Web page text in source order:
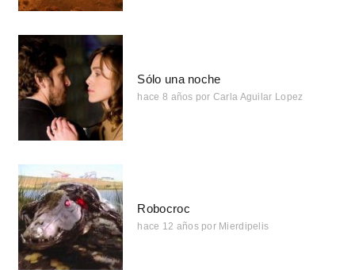
Sólo una noche
hace 8 años por Carla Aguilar Lopez
Robocroc
hace 12 años por Mierdipelis